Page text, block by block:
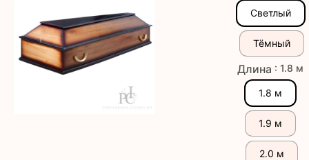
Светлый
Тёмный
Длина : 1.8 м
1.8 м
1.9 м
2.0 м